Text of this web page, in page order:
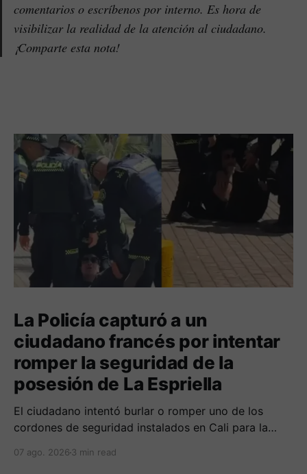
comentarios o escríbenos por interno. Es hora de
visibilizar la realidad de la atención al ciudadano.
¡Comparte esta nota!
La Policía capturó a un
ciudadano francés por intentar
romper la seguridad de la
posesión de La Espriella
El ciudadano intentó burlar o romper uno de los
cordones de seguridad instalados en Cali para la
Espriella.
07 ago. 2026 3 min read